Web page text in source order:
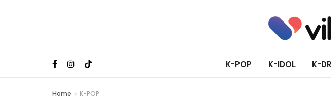
K-POP K-IDOL K-
Home K-POP